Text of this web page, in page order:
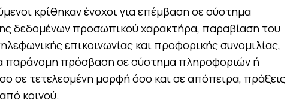
κρίθηκαν ένοχοι για επέμβαση σε σύστημα
δεδομένων προσωπικού χαρακτήρα, παραβίαση του
επικοινωνίας και προφορικής συνομιλίας,
παράνομη πρόσβαση σε σύστημα πληροφοριών ή
σε τετελεσμένη μορφή όσο και σε απόπειρα, πράξεις
κοινού.